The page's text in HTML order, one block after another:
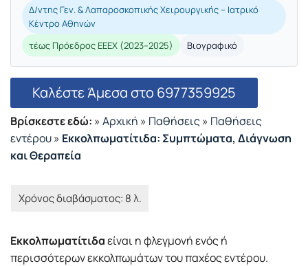
Δ/ντης Γεν. & Λαπαροσκοπικής Χειρουργικής – Ιατρικό
Κέντρο Αθηνών
τέως Πρόεδρος ΕΕΕΧ (2023–2025)
Βιογραφικό
Καλέστε Άμεσα στο 6977359925
Βρίσκεστε εδώ: » Αρχική » Παθήσεις» Παθήσεις
εντέρου» Εκκολπωματίτιδα: Συμπτώματα, Διάγνωση
και Θεραπεία
Εκκολπωματίτιδαείναι η φλεγμονή ενός ή
περισσότερων εκκολπωμάτων του παχέος εντέρου.